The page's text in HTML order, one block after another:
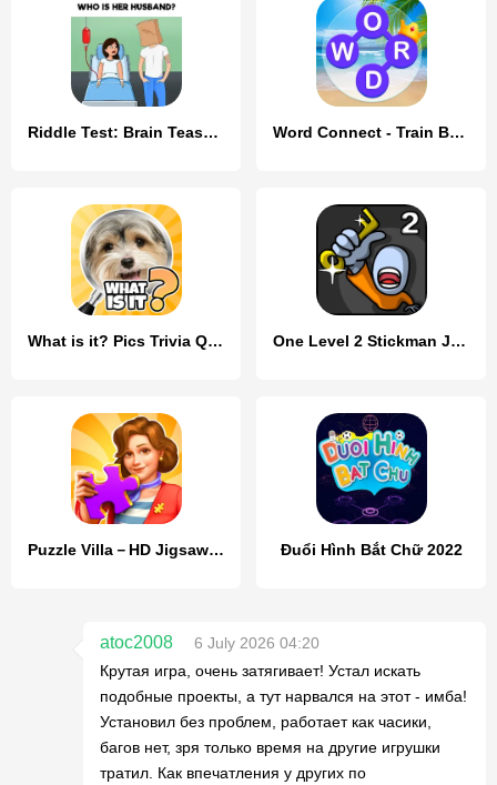
Riddle Test: Brain Teaser Game Word Connect - Train Brain
What is it? Pics Trivia Quiz One Level 2 Stickman Jailbreak
Puzzle Villa－HD Jigsaw Puzzles Đuổi Hình Bắt Chữ 2022
atoc2008
6 July 2026 04:20
Крутая игра, очень затягивает! Устал искать
подобные проекты, а тут нарвался на этот - имба!
Установил без проблем, работает как часики,
багов нет, зря только время на другие игрушки
тратил. Как впечатления у других по